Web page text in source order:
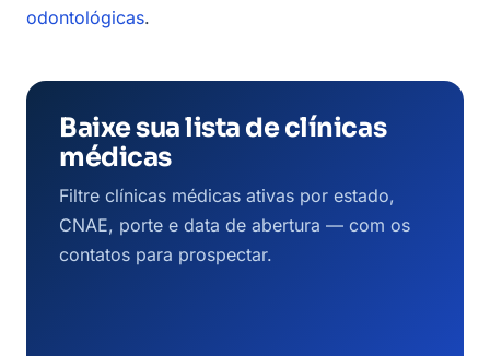
odontológicas.
Baixe sua lista de clínicas
médicas
Filtre clínicas médicas ativas por estado,
CNAE, porte e data de abertura — com os
contatos para prospectar.